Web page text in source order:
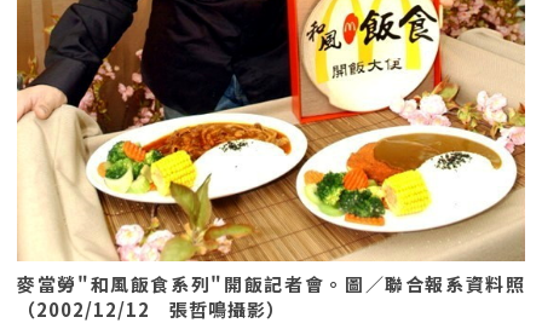
麥當勞"和風飯食系列"開飯記者會。圖／聯合報系資料照
（2002/12/12 張哲鳴攝影）